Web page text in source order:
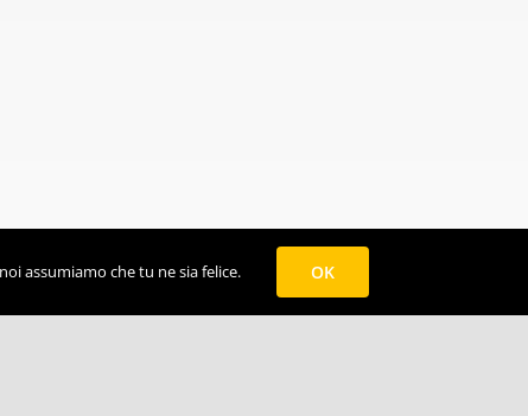
assumiamo che tu ne sia felice. OK